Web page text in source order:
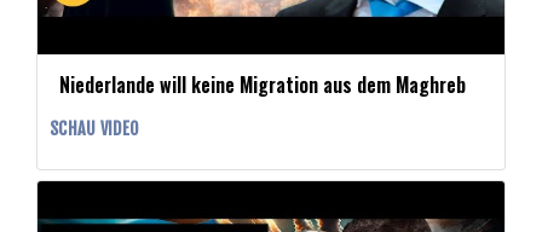
Niederlande will keine Migration aus dem Maghreb
SCHAU VIDEO